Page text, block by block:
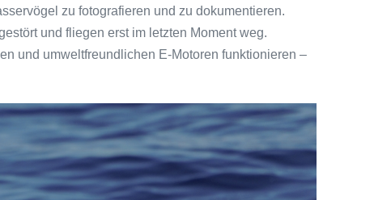
zu fotografieren und zu dokumentieren.
und fliegen erst im letzten Moment weg.
und umweltfreundlichen E-Motoren funktionieren –